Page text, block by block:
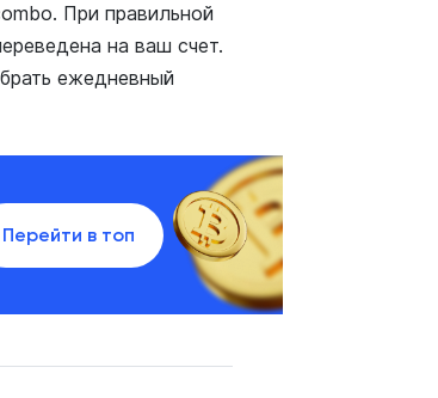
При правильной
на ваш счет.
ежедневный
Перейти в топ